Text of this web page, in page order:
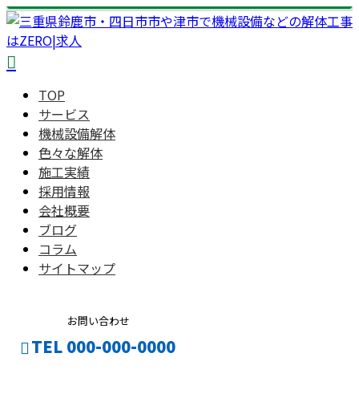
TOP
サービス
機械設備解体
色々な解体
施工実績
採用情報
会社概要
ブログ
コラム
サイトマップ
お問い合わせ
TEL 000-000-0000